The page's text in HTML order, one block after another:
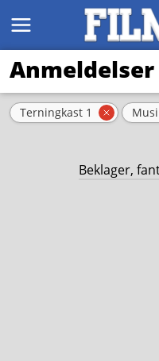
MENY
Anmeldelser
Aktive filter
Terningkast 1 Fjern
Beklager,